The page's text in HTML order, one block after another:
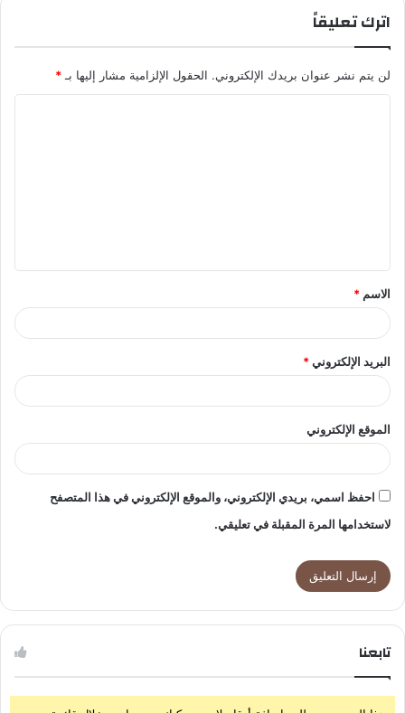
اترك تعليقاً
لن يتم نشر عنوان بريدك الإلكتروني. الحقول الإلزامية مشار إليها بـ *
ق
*
الاسم *
البريد الإلكتروني*
الموقع الإلكتروني
احفظ اسمي، بريدي الإلكتروني، والموقع الإلكتروني في هذا المتصفح
لاستخدامها المرة المقبلة في تعليقي.
تابعنا